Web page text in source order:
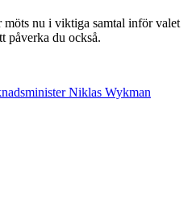
möts nu i viktiga samtal inför valet
påverka du också.
Niklas Wykman